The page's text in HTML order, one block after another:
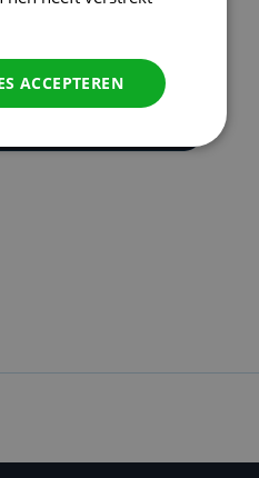
ACCEPTEREN